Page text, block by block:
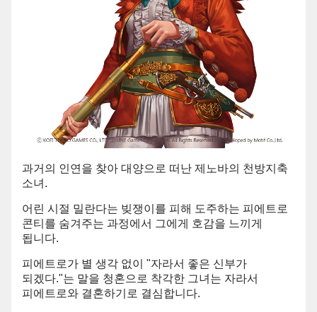
과거의 인연을 찾아 대양으로 떠난 제노바의 천방지축
소녀.
어린 시절 밀란다는 빚쟁이를 피해 도주하는 피에트로
콘티를 숨겨주는 과정에서 그에게 호감을 느끼게
됩니다.
피에트로가 별 생각 없이 "자라서 좋은 신부가
되겠다."는 말을 청혼으로 착각한 그녀는 자라서
피에트로와 결혼하기로 결심합니다.